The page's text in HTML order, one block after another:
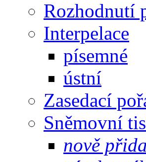
Rozhodnutí
Interpelace
písemné
ústní
Zasedací
Sněmovní
nově